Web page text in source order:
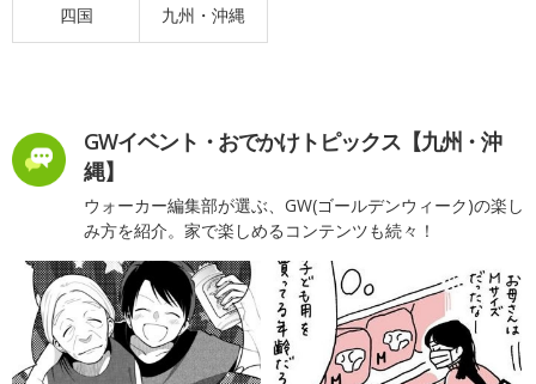
四国 九州・沖縄
GWイベント・おでかけトピックス【九州・沖
縄】
ウォーカー編集部が選ぶ、GW(ゴールデンウィーク)の楽し
み方を紹介。家で楽しめるコンテンツも続々！